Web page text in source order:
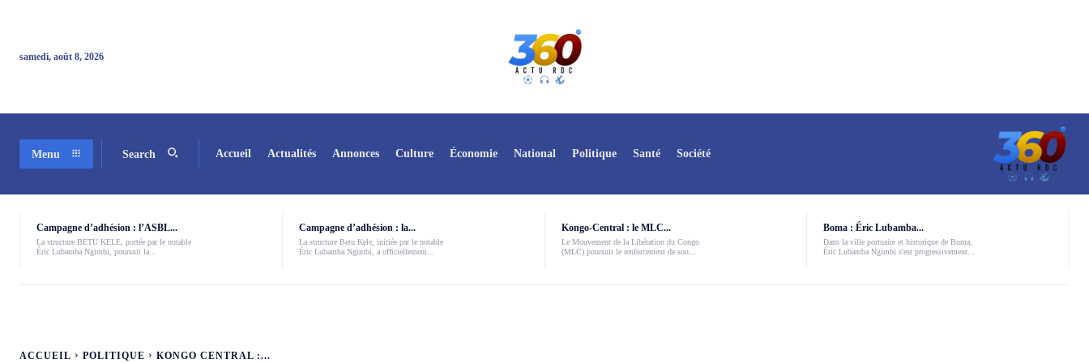
samedi, août 8, 2026
Menu Search Accueil Actualités Annonces Culture Économie National Politique Santé Société
Campagne d’adhésion : l’ASBL...
La structure BETU KELE, portée par le notable
Éric Lubamba Ngimbi, poursuit la...
Campagne d’adhésion : la...
La structure Betu Kele, initiée par le notable
Éric Lubamba Ngimbi, a officiellement...
Kongo-Central : le MLC...
Le Mouvement de la Libération du Congo
(MLC) poursuit le renforcement de son...
Boma : Éric Lubamba...
Dans la ville portuaire et historique de Boma,
Éric Lubamba Ngimbi s'est progressivement...
ACCUEIL POLITIQUE KONGO CENTRAL :...